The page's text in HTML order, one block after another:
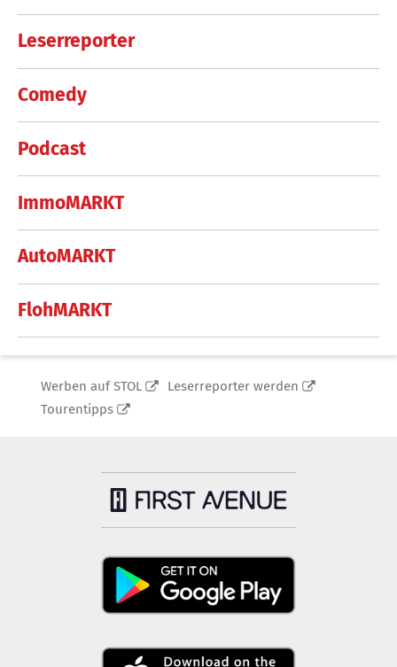
Leserreporter
Comedy
Podcast
ImmoMARKT
AutoMARKT
FlohMARKT
Werben auf STOL
Leserreporter werden
Tourentipps